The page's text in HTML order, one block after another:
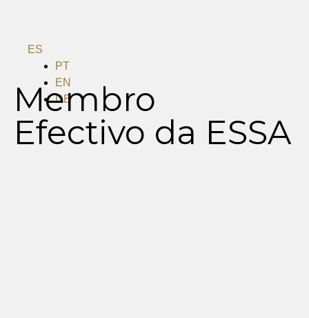
ES
PT
EN
DE
Menu
Membro
Efectivo da ESSA